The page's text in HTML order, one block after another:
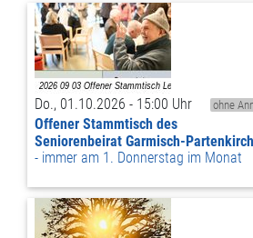
Do., 01.10.2026 - 15:00 Uhr
ohne
Offener Stammtisch des
Seniorenbeirat Garmisch-
immer am 1. Donnerstag im Monat